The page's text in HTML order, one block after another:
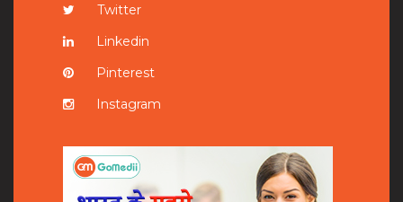
Twitter
Linkedin
Pinterest
Instagram